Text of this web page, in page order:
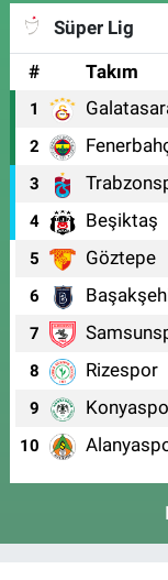
Süper Lig
#
Takım
1
2
3
4 Beşiktaş
5 Göztepe
6
7
8 Rizespor
9
10